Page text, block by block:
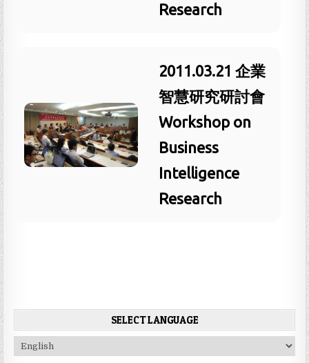
Research
2011.03.21 企業
智慧研究研討會
Workshop on
Business
Intelligence
Research
SELECT LANGUAGE
h